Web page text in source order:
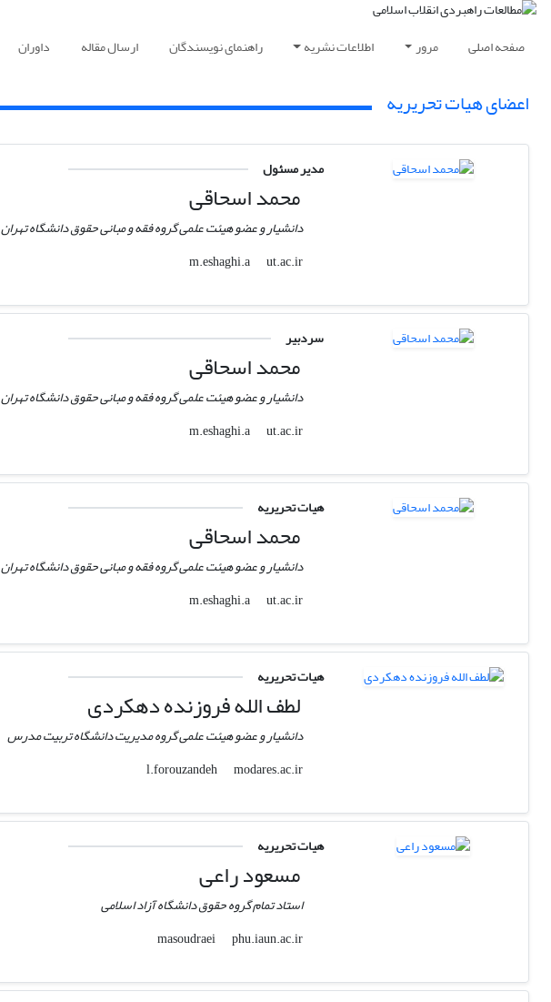
صفحه اصلی مرور اطلاعات نشریه راهنمای نویسندگان ارسال مقاله داوران
اعضای هیات تحریریه
مدیر مسئول
محمد اسحاقی
دانشیار و عضو هیئت علمی گروه فقه و مبانی حقوق دانشگاه تهران
m.eshaghi.a
ut.ac.ir
سردبیر
محمد اسحاقی
دانشیار و عضو هیئت علمی گروه فقه و مبانی حقوق دانشگاه تهران
m.eshaghi.a
ut.ac.ir
هیات تحریریه
محمد اسحاقی
دانشیار و عضو هیئت علمی گروه فقه و مبانی حقوق دانشگاه تهران
m.eshaghi.a
ut.ac.ir
هیات تحریریه
لطف الله فروزنده دهکردی
دانشیار و عضو هیئت علمی گروه مدیریت دانشگاه تربیت مدرس
l.forouzandeh
modares.ac.ir
هیات تحریریه
مسعود راعی
استاد تمام گروه حقوق دانشگاه آزاد اسلامی
masoudraei
phu.iaun.ac.ir